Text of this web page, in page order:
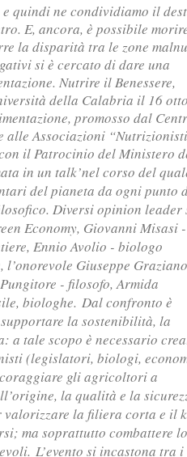
quindi ne condividiamo il
E, ancora, è possibile
la disparità tra le zone
si è cercato di dare una
Nutrire il Benessere,
della Calabria il 16
promosso dal
alle Associazioni “Nutrizionisti
il Patrocinio del Ministero
in un talk’nel corso del
del pianeta da ogni punto
Diversi opinion leader
Economy, Giovanni Misasi -
Ennio Avolio - biologo
Giuseppe
- filosofo, Armida
biologhe. Dal confronto è
la sostenibilità, la
a tale scopo è necessario
(legislatori, biologi,
gli agricoltori a
la qualità e la
valorizzare la filiera corta e il
ma soprattutto combattere lo
L’evento si incastona tra i